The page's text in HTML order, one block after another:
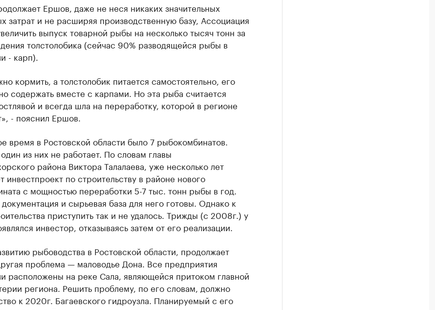
Ершов, даже не неся никаких значительных
затрат и не расширяя производственную базу, Ассоциация
выпуск товарной рыбы на несколько тысяч тонн за
толстолобика (сейчас 90% разводящейся рыбы в
- карп).
кормить, а толстолобик питается самостоятельно, его
содержать вместе с карпами. Но эта рыба считается
и всегда шла на переработку, которой в регионе
- пояснил Ершов.
время в Ростовской области было 7 рыбокомбинатов.
из них не работает. По словам главы
района Виктора Талалаева, уже несколько лет
инвестпроект по строительству в районе нового
с мощностью переработки 5-7 тыс. тонн рыбы в год.
и сырьевая база для него готовы. Однако к
приступить так и не удалось. Трижды (с 2008г.) у
инвестор, отказываясь затем от его реализации.
рыбоводства в Ростовской области, продолжает
проблема — маловодье Дона. Все предприятия
расположены на реке Сала, являющейся притоком главной
региона. Решить проблему, по его словам, должно
к 2020г. Багаевского гидроузла. Планируемый с его